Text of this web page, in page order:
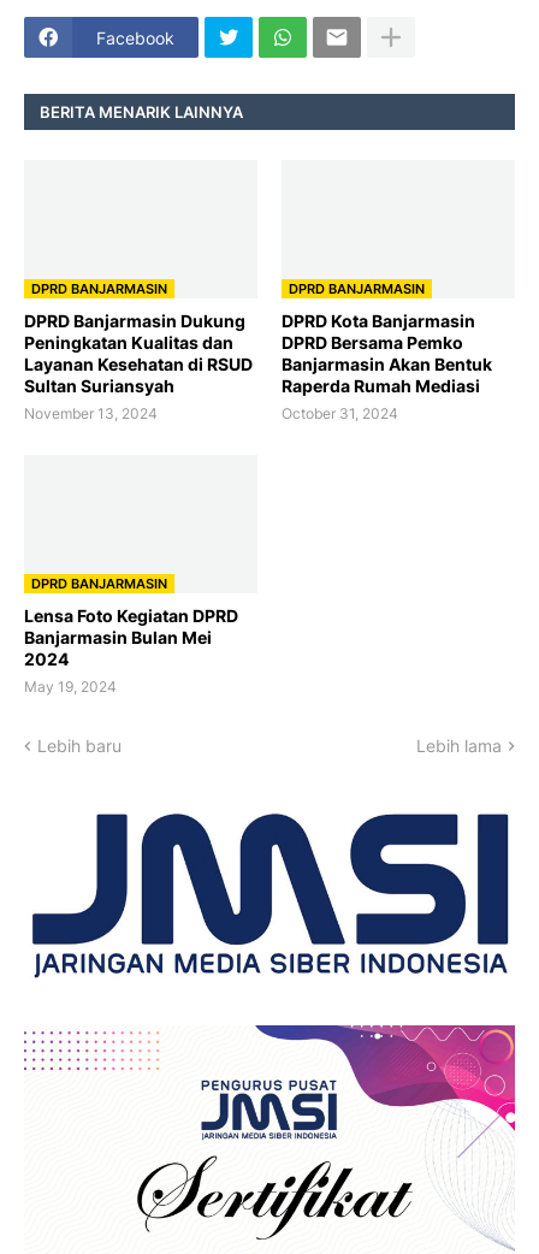
Facebook
BERITA MENARIK LAINNYA
DPRD BANJARMASIN
DPRD Banjarmasin Dukung
Peningkatan Kualitas dan
Layanan Kesehatan di RSUD
Sultan Suriansyah
November 13, 2024
DPRD BANJARMASIN
DPRD Kota Banjarmasin
DPRD Bersama Pemko
Banjarmasin Akan Bentuk
Raperda Rumah Mediasi
October 31, 2024
DPRD BANJARMASIN
Lensa Foto Kegiatan DPRD
Banjarmasin Bulan Mei
2024
May 19, 2024
Lebih baru Lebih lama